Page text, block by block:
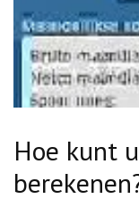
Hoe kunt